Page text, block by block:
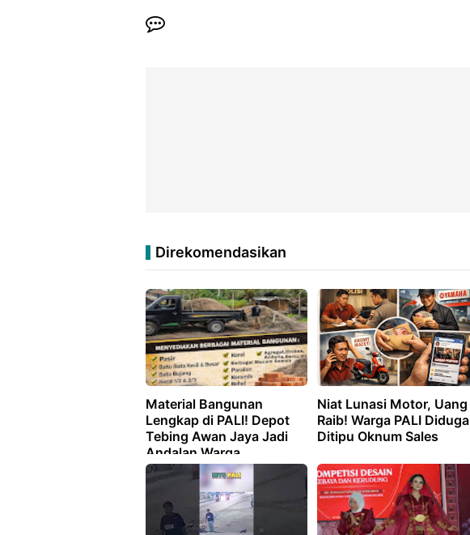
Direkomendasikan
Material Bangunan
Lengkap di PALI! Depot
Tebing Awan Jaya Jadi
Andalan Warga
Niat Lunasi Motor, Uang
Raib! Warga PALI Diduga
Ditipu Oknum Sales